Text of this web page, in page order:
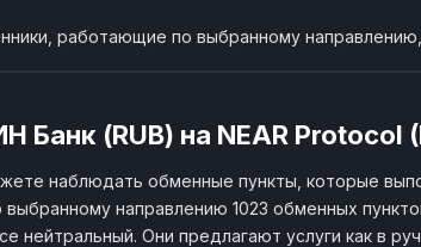
работающие по выбранному
Банк (RUB) на NEAR Protocol
наблюдать обменные пункты, которые
направлению 1023 обменных
нейтральный. Они предлагают услуги как в